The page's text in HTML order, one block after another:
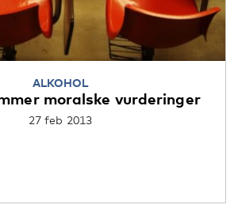
ALKOHOL
moralske vurderinger
27 feb 2013